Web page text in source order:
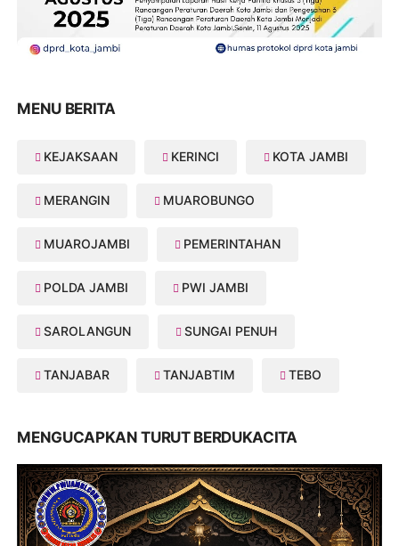
MENU BERITA
KEJAKSAAN KERINCI KOTA JAMBI
MERANGIN MUAROBUNGO
MUAROJAMBI PEMERINTAHAN
POLDA JAMBI PWI JAMBI
SAROLANGUN SUNGAI PENUH
TANJABAR TANJABTIM TEBO
MENGUCAPKAN TURUT BERDUKACITA